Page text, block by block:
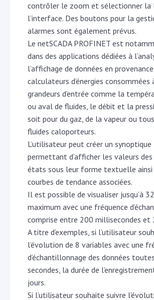
contrôler le zoom et sélectionner la
l’interface. Des boutons pour la
alarmes sont également prévus.
Le netSCADA PROFINET est
dans des applications dédiées à
l’affichage de données en
calculateurs d’énergies consommées
grandeurs d’entrée comme la
ou aval de fluides, le débit et la
soit pour du gaz, de la vapeur ou
fluides caloporteurs.
L’utilisateur peut créer un synoptique
permettant d’afficher les valeurs des
états sous leur forme textuelle ainsi
courbes de tendance associées.
Il est possible de visualiser jusqu’à
maximum avec une fréquence
comprise entre 200 millisecondes et
A titre d’exemples, si l’utilisateur
l’évolution de 8 variables avec une
d’échantillonnage des données
secondes, la durée de
jours.
Si l’utilisateur souhaite suivre